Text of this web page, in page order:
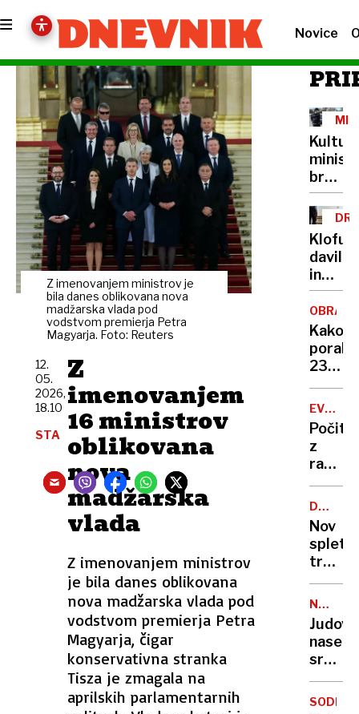
Novice
Z imenovanjem ministrov je
bila danes oblikovana nova
madžarska vlada pod
vodstvom premierja Petra
Magyarja. Foto: Reuters
Z
imenovanjem
16 ministrov
oblikovana
nova
madžarska
vlada
Z imenovanjem ministrov
je bila danes oblikovana
nova madžarska vlada pod
vodstvom premierja Petra
Magyarja, čigar
konservativna stranka
Tisza je zmagala na
aprilskih parlamentarnih
12.
05.
2026,
18.10
STA
brez
Cigler
Kralj
za
avto
davil
in
grozil
z
nožem,
v
zapor
bo
treba
Kako
236
v
štirih
EVROPA
GORI
z
na
požar:
poletni
požari
vse
hujši?
Nov
spletni
trend
skrbi
slog
sredi
noči
požgali